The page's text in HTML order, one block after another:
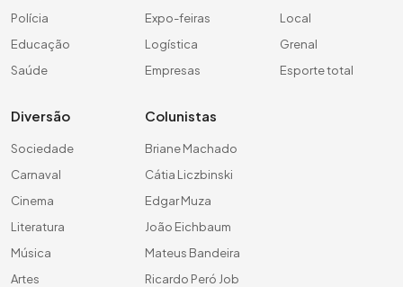
Polícia
Educação
Saúde
Expo-feiras
Logística
Empresas
Local
Grenal
Esporte total
Diversão
Sociedade
Carnaval
Cinema
Literatura
Música
Artes
Colunistas
Briane Machado
Cátia Liczbinski
Edgar Muza
João Eichbaum
Mateus Bandeira
Ricardo Peró Job